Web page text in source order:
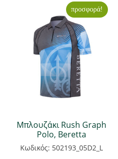
προσφορά!
Μπλουζάκι Rush Graph
Polo, Beretta
Κωδικός: 502193_05D2_L